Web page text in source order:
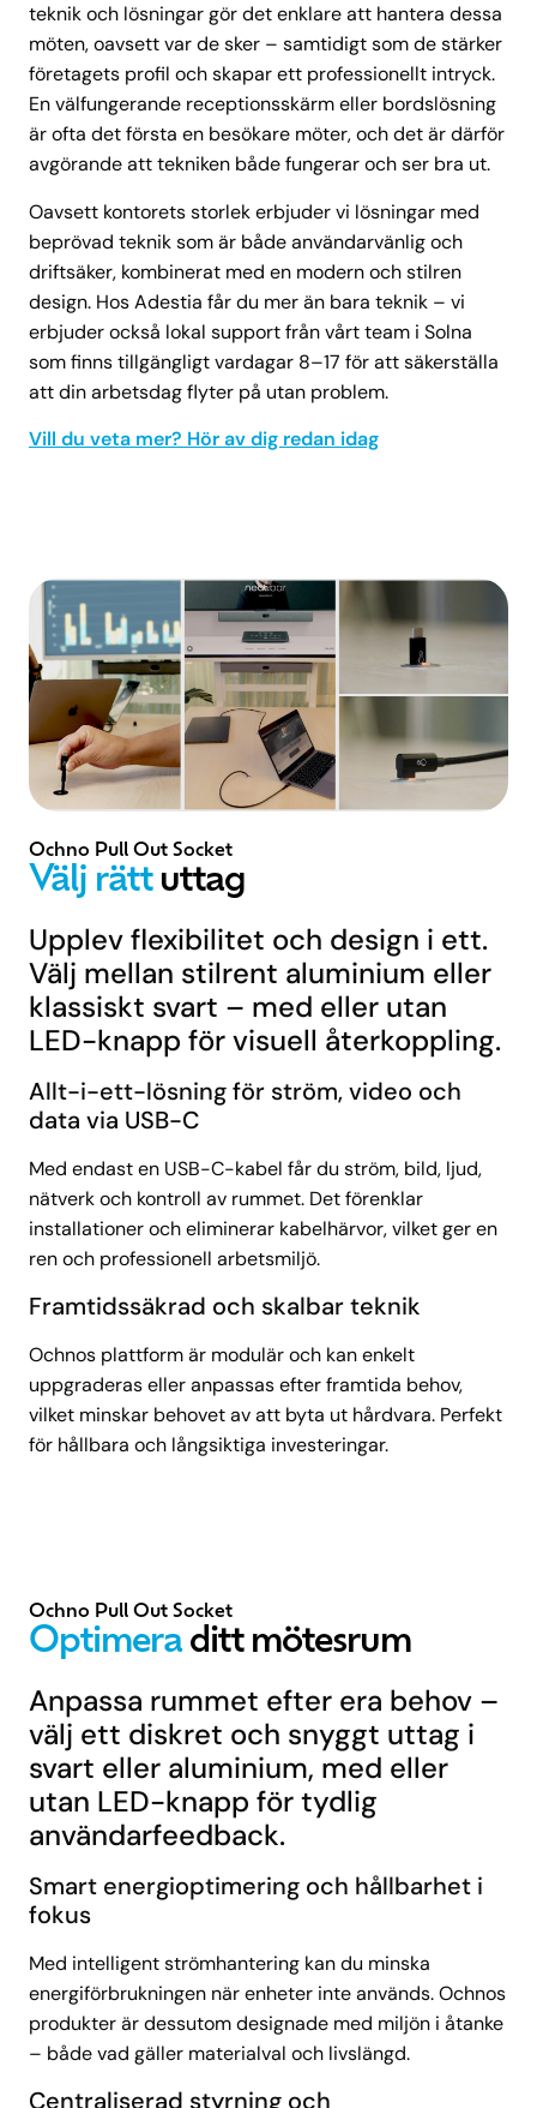
teknik och lösningar gör det enklare att hantera dessa
möten, oavsett var de sker – samtidigt som de stärker
företagets profil och skapar ett professionellt intryck.
En välfungerande receptionsskärm eller bordslösning
är ofta det första en besökare möter, och det är därför
avgörande att tekniken både fungerar och ser bra ut.
Oavsett kontorets storlek erbjuder vi lösningar med
beprövad teknik som är både användarvänlig och
driftsäker, kombinerat med en modern och stilren
design. Hos Adestia får du mer än bara teknik – vi
erbjuder också lokal support från vårt team i Solna
som finns tillgängligt vardagar 8–17 för att säkerställa
att din arbetsdag flyter på utan problem.
Vill du veta mer? Hör av dig redan idag
Ochno Pull Out Socket
Välj rättuttag
Upplev flexibilitet och design i ett.
Välj mellan stilrent aluminium eller
klassiskt svart – med eller utan
LED-knapp för visuell återkoppling.
Allt-i-ett-lösning för ström, video och
data via USB-C
Med endast en USB-C-kabel får du ström, bild, ljud,
nätverk och kontroll av rummet. Det förenklar
installationer och eliminerar kabelhärvor, vilket ger en
ren och professionell arbetsmiljö.
Framtidssäkrad och skalbar teknik
Ochnos plattform är modulär och kan enkelt
uppgraderas eller anpassas efter framtida behov,
vilket minskar behovet av att byta ut hårdvara. Perfekt
för hållbara och långsiktiga investeringar.
Ochno Pull Out Socket
Optimeraditt mötesrum
Anpassa rummet efter era behov –
välj ett diskret och snyggt uttag i
svart eller aluminium, med eller
utan LED-knapp för tydlig
användarfeedback.
Smart energioptimering och hållbarhet i
fokus
Med intelligent strömhantering kan du minska
energiförbrukningen när enheter inte används. Ochnos
produkter är dessutom designade med miljön i åtanke
– både vad gäller materialval och livslängd.
Centraliserad styrning och